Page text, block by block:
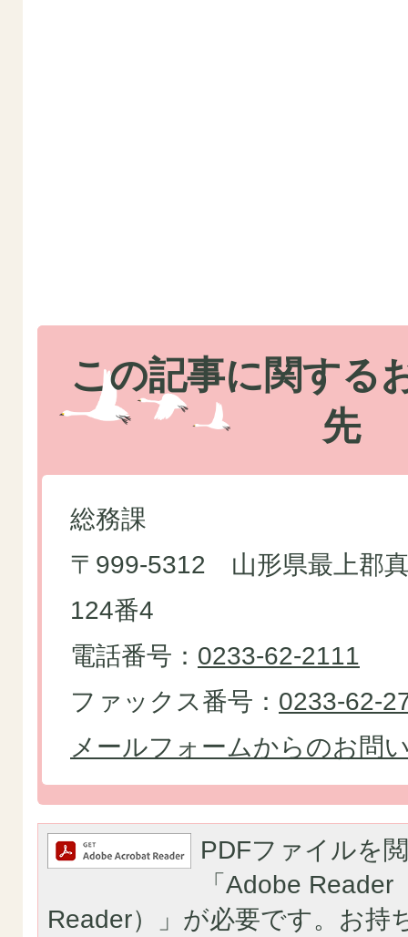
この記事に関する
先
総務課
〒999-5312 山形県最上郡
124番4
電話番号： 0233-62-2111
ファックス番号： 0233-62-
メールフォームからのお問
PDFファイルを
「Adobe Reader
Reader）」が必要です。お持